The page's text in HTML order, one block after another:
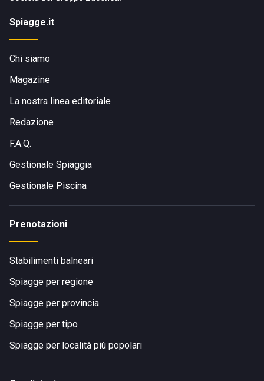
Spiagge.it
Chi siamo
Magazine
La nostra linea editoriale
Redazione
F.A.Q.
Gestionale Spiaggia
Gestionale Piscina
Prenotazioni
Stabilimenti balneari
Spiagge per regione
Spiagge per provincia
Spiagge per tipo
Spiagge per località più popolari